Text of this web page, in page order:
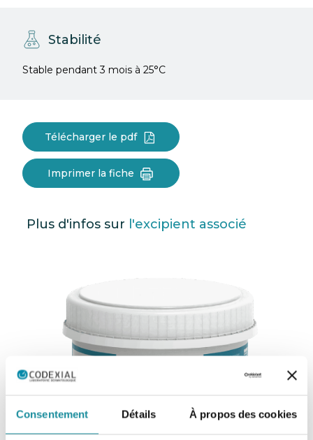
Consentement Détails À propos des cookies
Stabilité
Stable pendant 3 mois à 25°C
Télécharger le pdf
Imprimer la fiche
Plus d'infos sur l'excipient associé